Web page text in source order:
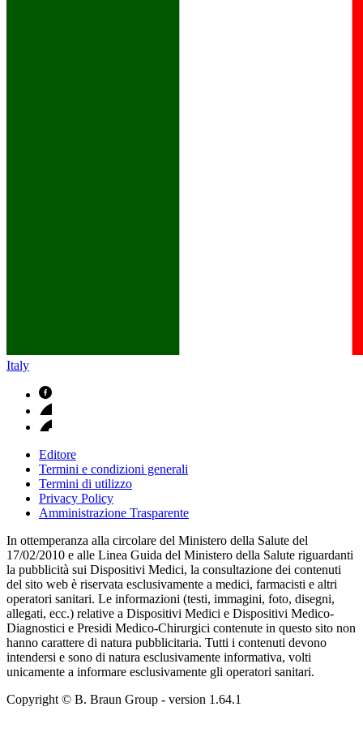
Italy
Editore
Termini e condizioni generali
Termini di utilizzo
Privacy Policy
Amministrazione Trasparente
In ottemperanza alla circolare del Ministero della Salute del
17/02/2010 e alle Linea Guida del Ministero della Salute riguardanti
la pubblicità sui Dispositivi Medici, la consultazione dei contenuti
del sito web è riservata esclusivamente a medici, farmacisti e altri
operatori sanitari. Le informazioni (testi, immagini, foto, disegni,
allegati, ecc.) relative a Dispositivi Medici e Dispositivi Medico-
Diagnostici e Presidi Medico-Chirurgici contenute in questo sito non
hanno carattere di natura pubblicitaria. Tutti i contenuti devono
intendersi e sono di natura esclusivamente informativa, volti
unicamente a informare esclusivamente gli operatori sanitari.
Copyright © B. Braun Group - version 1.64.1